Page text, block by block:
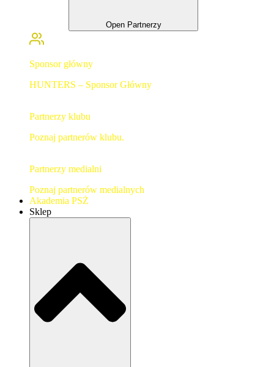
Open Partnerzy
Sponsor główny
HUNTERS – Sponsor Główny
Partnerzy klubu
Poznaj partnerów klubu.
Partnerzy medialni
Poznaj partnerów medialnych
Akademia PSŻ
Sklep